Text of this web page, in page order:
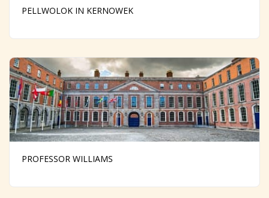
PELLWOLOK IN KERNOWEK
PROFESSOR WILLIAMS